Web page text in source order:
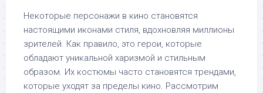
Некоторые персонажи в кино становятся
настоящими иконами стиля, вдохновляя миллионы
зрителей. Как правило, это герои, которые
обладают уникальной харизмой и стильным
образом. Их костюмы часто становятся трендами,
которые уходят за пределы кино. Рассмотрим